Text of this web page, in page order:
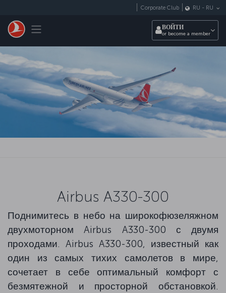
Toggle navigation
Corporate Club RU - RU
ВОЙТИ
or become a member
Airbus A330-300
Поднимитесь в небо на широкофюзеляжном
двухмоторном Airbus A330-300 с двумя
проходами. Airbus A330-300, известный как
один из самых тихих самолетов в мире,
сочетает в себе оптимальный комфорт с
безмятежной и просторной обстановкой.